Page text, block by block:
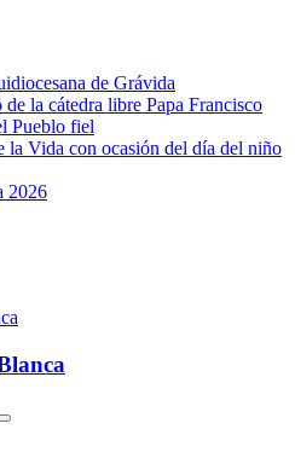
de Grávida
la cátedra libre Papa Francisco
Pueblo fiel
la Vida con ocasión del día del niño
2026